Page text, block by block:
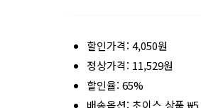
할인가격: 4,050원
정상가격: 11,529원
할인율: 65%
배송옵션: 초이스 상품